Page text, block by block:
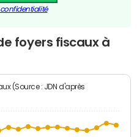
confidentialité
foyers fiscaux à
(Source : JDN d'après